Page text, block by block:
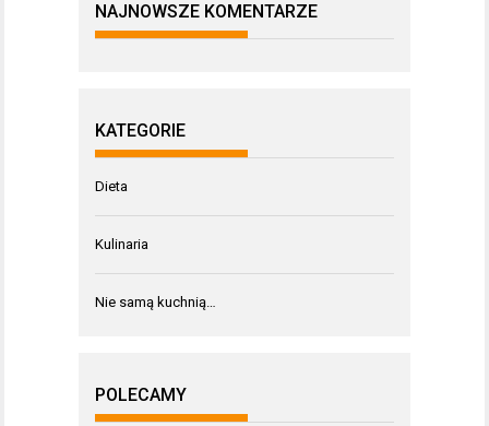
NAJNOWSZE KOMENTARZE
KATEGORIE
Dieta
Kulinaria
Nie samą kuchnią…
POLECAMY